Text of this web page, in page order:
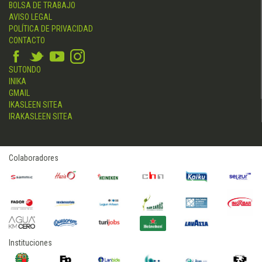
BOLSA DE TRABAJO
AVISO LEGAL
POLÍTICA DE PRIVACIDAD
CONTACTO
SUTONDO
INIKA
GMAIL
IKASLEEN SITEA
IRAKASLEEN SITEA
Colaboradores
Instituciones